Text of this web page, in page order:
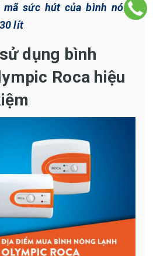
mã sức hút của bình nóng
lít
dụng bình
Roca hiệu